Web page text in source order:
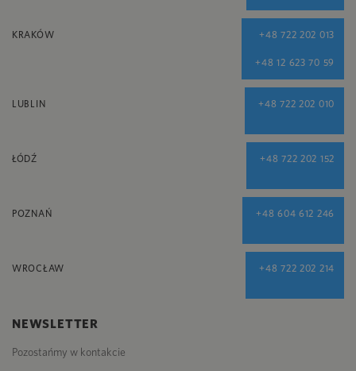
KRAKÓW +48 722 202 013
+48 12 623 70 59
LUBLIN +48 722 202 010
ŁÓDŹ +48 722 202 152
POZNAŃ +48 604 612 246
WROCŁAW +48 722 202 214
NEWSLETTER
Pozostańmy w kontakcie